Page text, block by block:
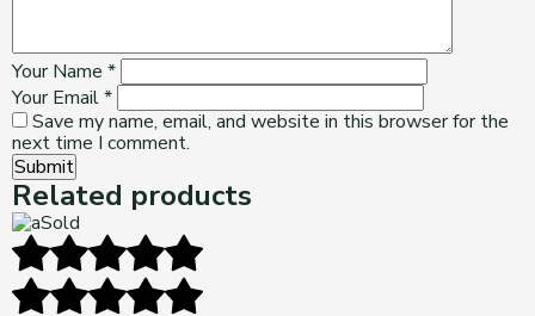
Your Name *
Your Email*
Save my name, email, and website in this browser for the
next time I comment.
Submit
Related products
Sold